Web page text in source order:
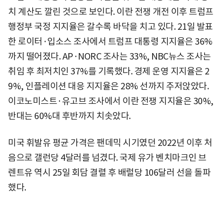
치 계산도 깔린 것으로 보인다. 이란 전쟁 개전 이후 트럼프
행정부 국정 지지율은 갈수록 바닥을 치고 있다. 21일 발표
한 로이터·입소스 조사에서 트럼프 대통령 지지율은 36%
까지 떨어졌다. AP·NORC 조사는 33%, NBC뉴스 조사는
취임 후 최저치인 37%를 기록했다. 경제 운영 지지율은 2
9%, 인플레이션 대응 지지율은 28% 선까지 주저앉았다.
이코노미스트·유고브 조사에서 이란 전쟁 지지율은 30%,
반대는 60%대 후반까지 치솟았다.
미국 휘발유 평균 가격은 팬데믹 시기였던 2022년 이후 처
음으로 갤런당 4달러를 넘겼다. 국제 유가 벤치마크인 브
렌트유 역시 25일 회담 결렬 후 배럴당 106달러 선을 돌파
했다.